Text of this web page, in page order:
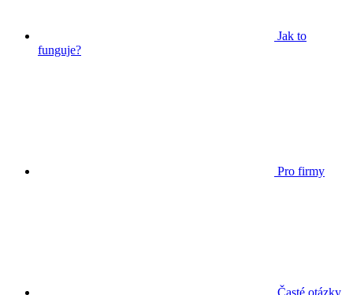
Jak to
funguje?
Pro firmy
Časté otázky